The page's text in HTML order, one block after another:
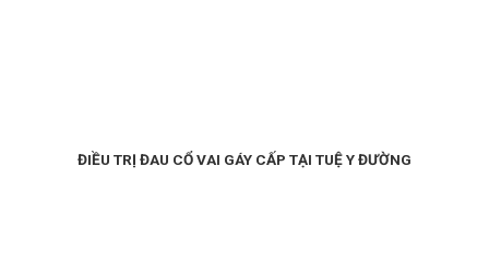
ĐIỀU TRỊ ĐAU CỔ VAI GÁY CẤP TẠI TUỆ Y ĐƯỜNG